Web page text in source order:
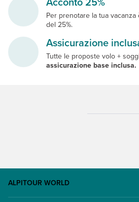
Per prenotare la tua
del 25%.
Assicurazione
Tutte le proposte volo +
assicurazione base inclusa.
ALPITOUR WORLD